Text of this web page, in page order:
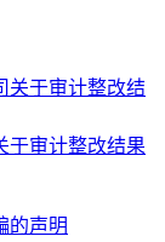
于审计整改结果